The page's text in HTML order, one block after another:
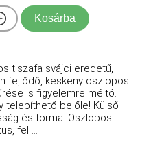
Kosárba
tiszafa svájci eredetű,
fejlődő, keskeny oszlopos
is figyelemre méltó.
telepíthető belőle! Külső
és forma: Oszlopos
fel ...